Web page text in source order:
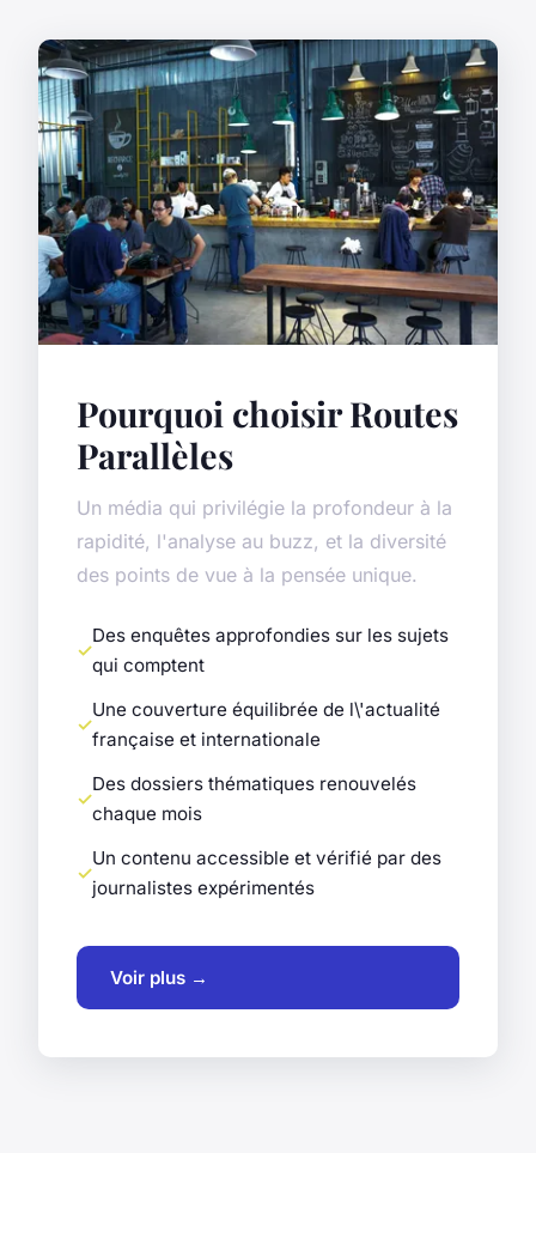
Pourquoi choisir Routes
Parallèles
Un média qui privilégie la profondeur à la
rapidité, l'analyse au buzz, et la diversité
des points de vue à la pensée unique.
Des enquêtes approfondies sur les sujets
qui comptent
Une couverture équilibrée de l\'actualité
française et internationale
Des dossiers thématiques renouvelés
chaque mois
Un contenu accessible et vérifié par des
journalistes expérimentés
Voir plus →